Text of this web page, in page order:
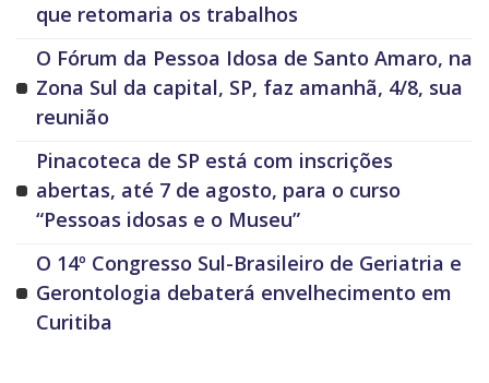
que retomaria os trabalhos
O Fórum da Pessoa Idosa de Santo Amaro, na
Zona Sul da capital, SP, faz amanhã, 4/8, sua
reunião
Pinacoteca de SP está com inscrições
abertas, até 7 de agosto, para o curso
“Pessoas idosas e o Museu”
O 14º Congresso Sul-Brasileiro de Geriatria e
Gerontologia debaterá envelhecimento em
Curitiba